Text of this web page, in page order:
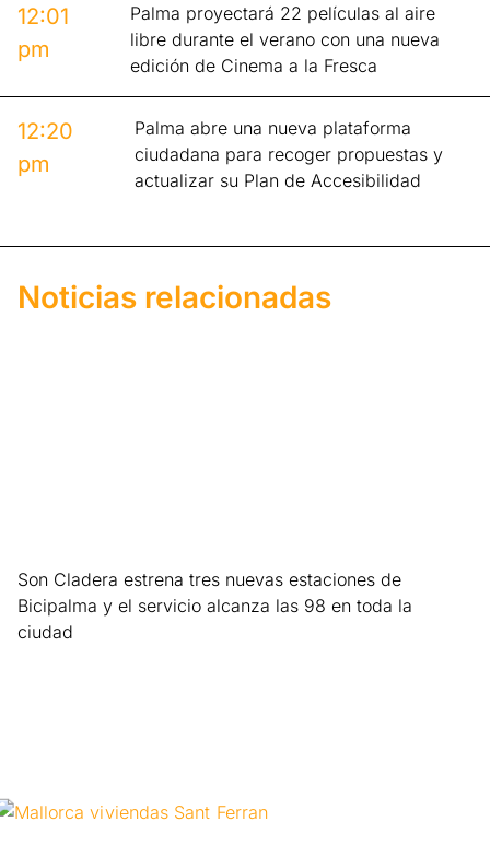
12:01
pm
Palma proyectará 22 películas al aire
libre durante el verano con una nueva
edición de Cinema a la Fresca
12:20
pm
Palma abre una nueva plataforma
ciudadana para recoger propuestas y
actualizar su Plan de Accesibilidad
Noticias relacionadas
Son Cladera estrena tres nuevas estaciones de
Bicipalma y el servicio alcanza las 98 en toda la
ciudad